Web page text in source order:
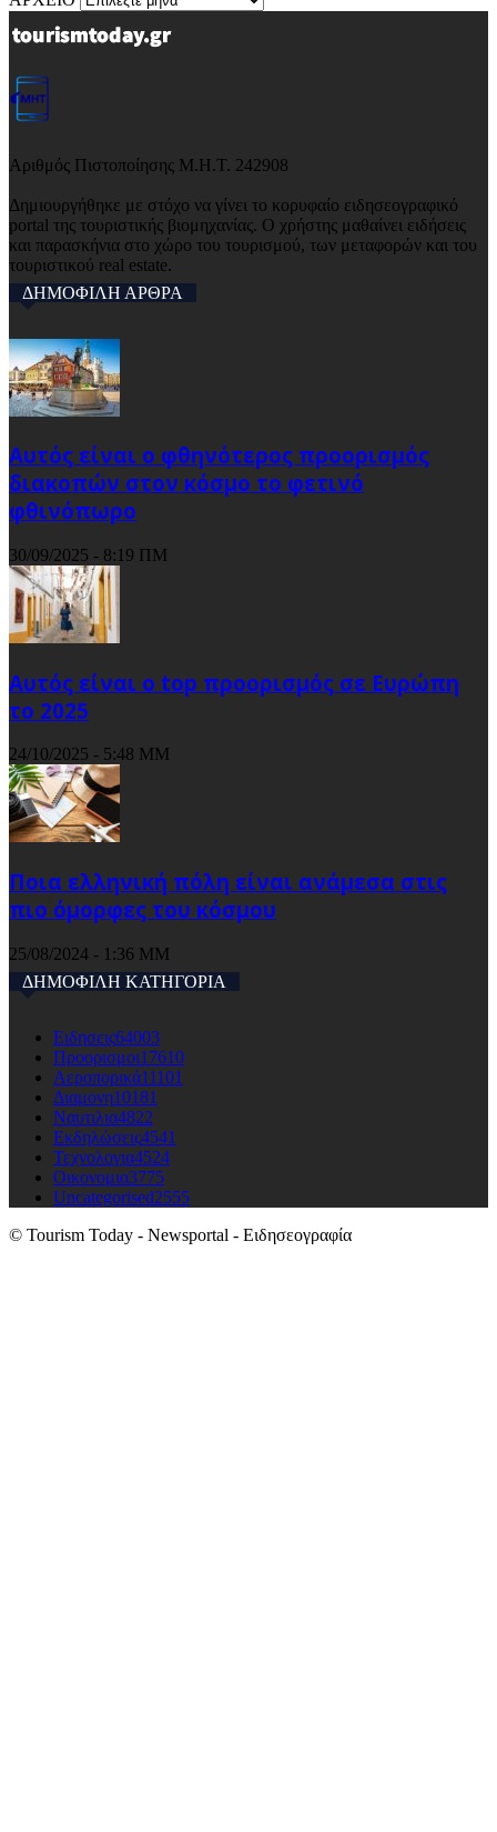
Αριθμός Πιστοποίησης Μ.Η.Τ. 242908
Δημιουργήθηκε με στόχο να γίνει το κορυφαίο ειδησεογραφικό
portal της τουριστικής βιομηχανίας. Ο χρήστης μαθαίνει ειδήσεις
και παρασκήνια στο χώρο του τουρισμού, των μεταφορών και του
τουριστικού real estate.
ΔΗΜΟΦΙΛΗ ΑΡΘΡΑ
Αυτός είναι ο φθηνότερος προορισμός
διακοπών στον κόσμο το φετινό
φθινόπωρο
30/09/2025 - 8:19 ΠΜ
Αυτός είναι ο top προορισμός σε Ευρώπη
το 2025
24/10/2025 - 5:48 ΜΜ
Ποια ελληνική πόλη είναι ανάμεσα στις
πιο όμορφες του κόσμου
25/08/2024 - 1:36 ΜΜ
ΔΗΜΟΦΙΛΗ ΚΑΤΗΓΟΡΙΑ
Ειδησεις64003
Προορισμοι17610
Αεροπορικά11101
Διαμονη10181
Ναυτιλια4822
Εκδηλώσεις4541
Τεχνολογια4524
Οικονομια3775
Uncategorised2555
© Tourism Today - Newsportal - Ειδησεογραφία